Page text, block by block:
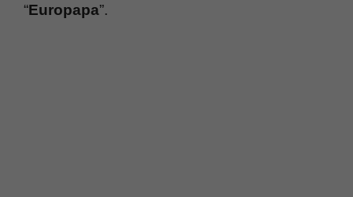
“Europapa”.